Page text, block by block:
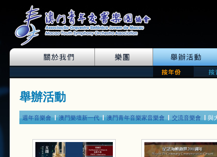
舉辦活動
週年音樂會 澳門樂壇新一代 澳門青年音樂家音樂會 交流音樂會 與